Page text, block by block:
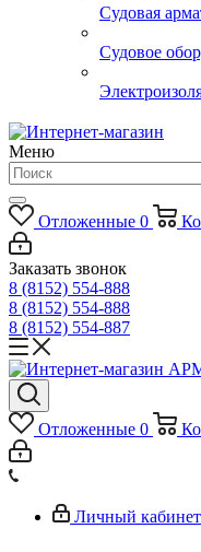
Судовая
Судовое
Меню
Отложенные 0
Заказать звонок
8 (8152) 554-888
8 (8152) 554-888
8 (8152) 554-887
Отложенные 0
Личный кабинет